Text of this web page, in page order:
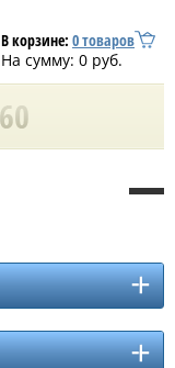
В корзине: 0товаров
На сумму: 0 руб.